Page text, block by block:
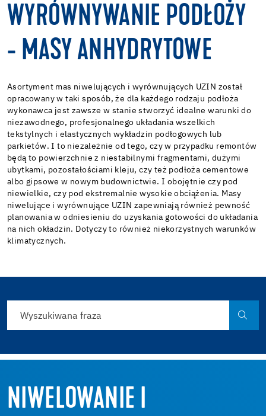
WYRÓWNYWANIE PODŁOŻY
- MASY ANHYDRYTOWE
Asortyment mas niwelujących i wyrównujących UZIN został
opracowany w taki sposób, że dla każdego rodzaju podłoża
wykonawca jest zawsze w stanie stworzyć idealne warunki do
niezawodnego, profesjonalnego układania wszelkich
tekstylnych i elastycznych wykładzin podłogowych lub
parkietów. I to niezależnie od tego, czy w przypadku remontów
będą to powierzchnie z niestabilnymi fragmentami, dużymi
ubytkami, pozostałościami kleju, czy też podłoża cementowe
albo gipsowe w nowym budownictwie. I obojętnie czy pod
niewielkie, czy pod ekstremalnie wysokie obciążenia. Masy
niwelujące i wyrównujące UZIN zapewniają również pewność
planowania w odniesieniu do uzyskania gotowości do układania
na nich okładzin. Dotyczy to również niekorzystnych warunków
klimatycznych.
NIWELOWANIE I